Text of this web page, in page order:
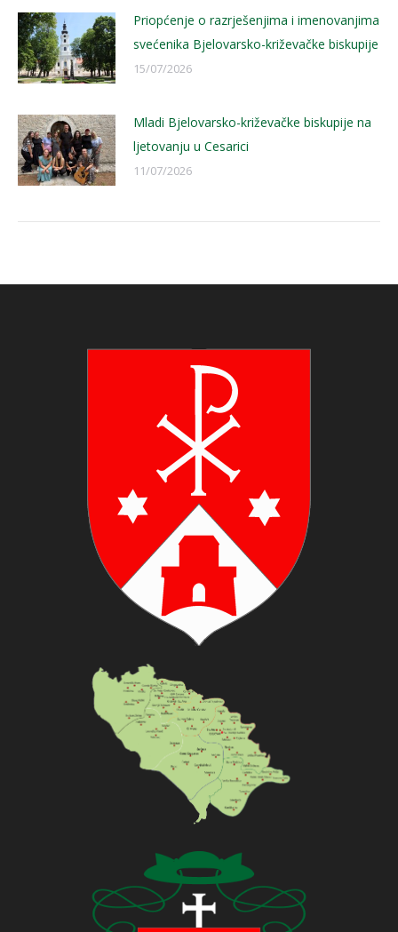
Priopćenje o razrješenjima i imenovanjima
svećenika Bjelovarsko-križevačke biskupije
15/07/2026
Mladi Bjelovarsko-križevačke biskupije na
ljetovanju u Cesarici
11/07/2026